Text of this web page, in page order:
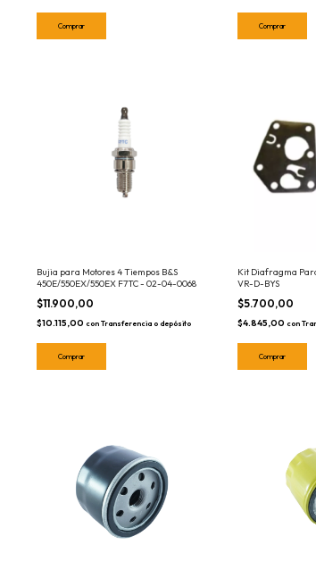
Bujia para Motores 4 Tiempos B&S
450E/550EX/550EX F7TC - 02-04-0068
$11.900,00
$10.115,00 con Transferencia o depósito
Kit Diafragma
VR-D-BYS
$5.700,00
$4.845,00 con